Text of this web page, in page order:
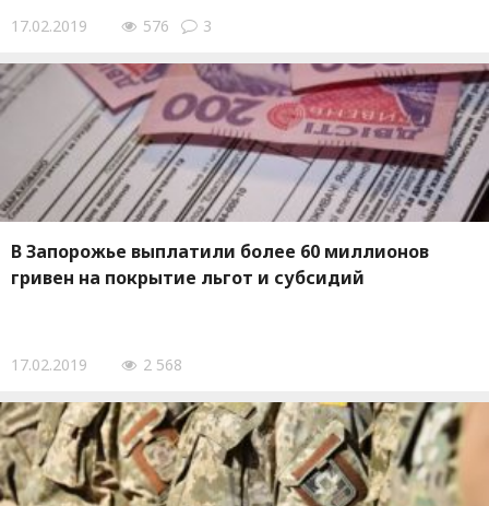
17.02.2019 576 3
В Запорожье выплатили более 60 миллионов
гривен на покрытие льгот и субсидий
17.02.2019 2 568